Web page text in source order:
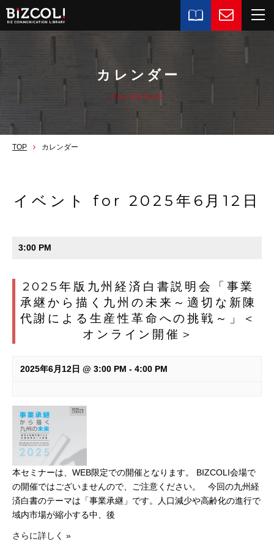
カレンダー
CALENDAR
TOP カレンダー
イベント for 2025年6月12日
3:00 PM
2025年版九州経済白書説明会「事業
承継から描く九州の未来～適切な新陳
代謝による生産性革命への挑戦～」＜
オンライン開催＞
2025年6月12日 @ 3:00 PM - 4:00 PM
本セミナーは、WEB限定での開催となります。 BIZCOLI会場で
の開催ではございませんので、ご注意ください。 今回の九州経
済白書のテーマは「事業承継」です。人口減少や高齢化の進行で
域内市場が縮小する中、後
さらに詳しく »